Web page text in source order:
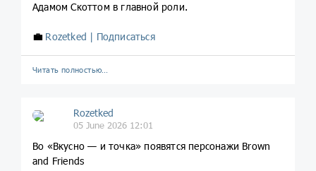
Адамом Скоттом в главной роли.
💼 Rozetked | Подписаться
Читать полностью…
Rozetked
05 June 2026 12:01
Во «Вкусно — и точка» появятся персонажи Brown
and Friends